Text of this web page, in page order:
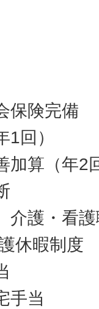
保険完備
1回）
加算（年2
護・看護
休暇制度
手当